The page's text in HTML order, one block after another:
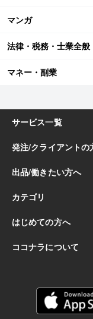
マンガ
法律・税務・士業全般
マネー・副業